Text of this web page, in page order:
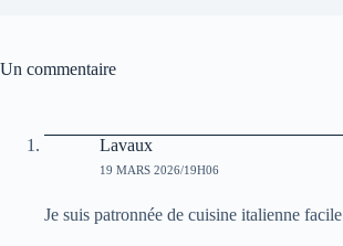
Un commentaire
Lavaux
19 MARS 2026/19H06
Je suis patronnée de cuisine italienne facile